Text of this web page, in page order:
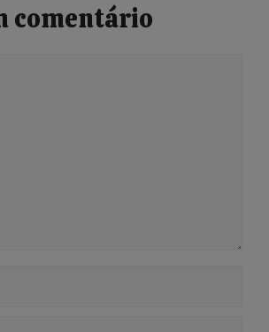
comentário